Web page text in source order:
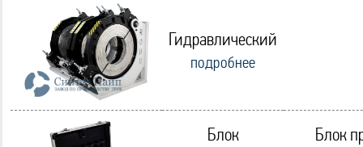
Гидравлический
подробнее
Блок
Блок